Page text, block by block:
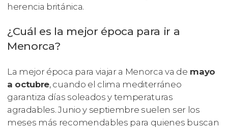
herencia británica.
¿Cuál es la mejor época para ir a
Menorca?
La mejor época para viajar a Menorca va de mayo
a octubre, cuando el clima mediterráneo
garantiza días soleados y temperaturas
agradables. Junio y septiembre suelen ser los
meses más recomendables para quienes buscan